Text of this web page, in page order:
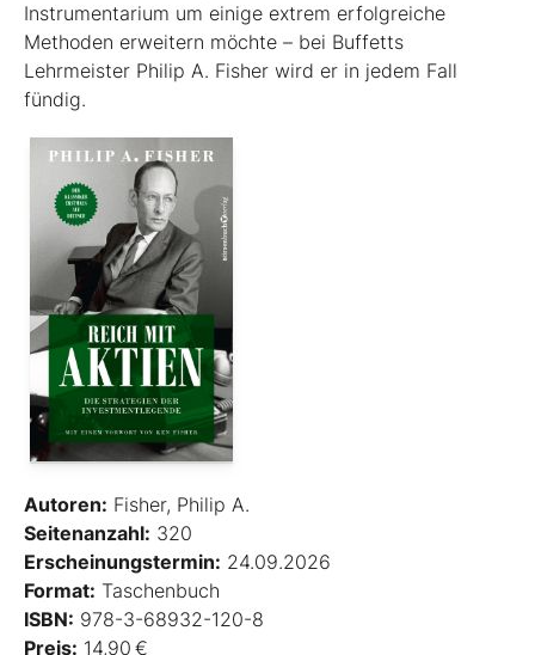
Instrumentarium um einige extrem erfolgreiche
Methoden erweitern möchte – bei Buffetts
Lehrmeister Philip A. Fisher wird er in jedem Fall
fündig.
Autoren: Fisher, Philip A.
Seitenanzahl: 320
Erscheinungstermin: 24.09.2026
Format: Taschenbuch
ISBN: 978-3-68932-120-8
Preis: 14,90 €